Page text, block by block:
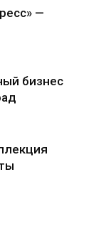
—
бизнес